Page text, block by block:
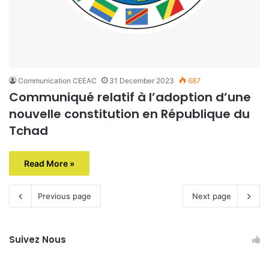
Communication CEEAC 31 December 2023 687
Communiqué relatif à l’adoption d’une
nouvelle constitution en République du
Tchad
Read More »
Previous page Next page
Suivez Nous